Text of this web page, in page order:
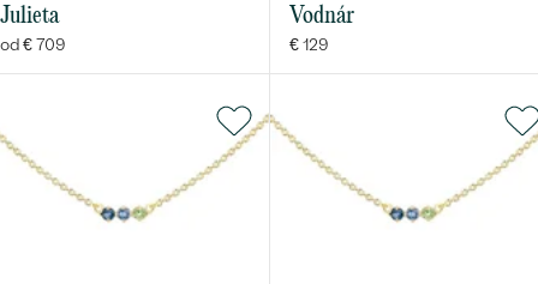
Julieta
od € 709
Vodnár
€ 129